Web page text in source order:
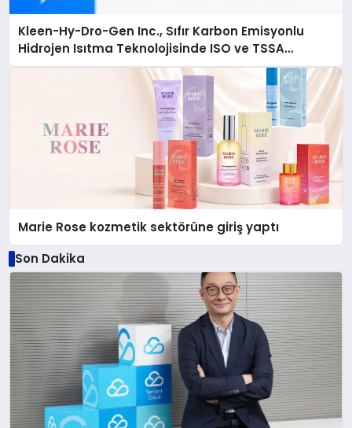
Kleen-Hy-Dro-Gen Inc., Sıfır Karbon Emisyonlu
Hidrojen Isıtma Teknolojisinde ISO ve TSSA
Düzenleyici Onaylarını Aldı
Marie Rose kozmetik sektörüne giriş yaptı
Son Dakika